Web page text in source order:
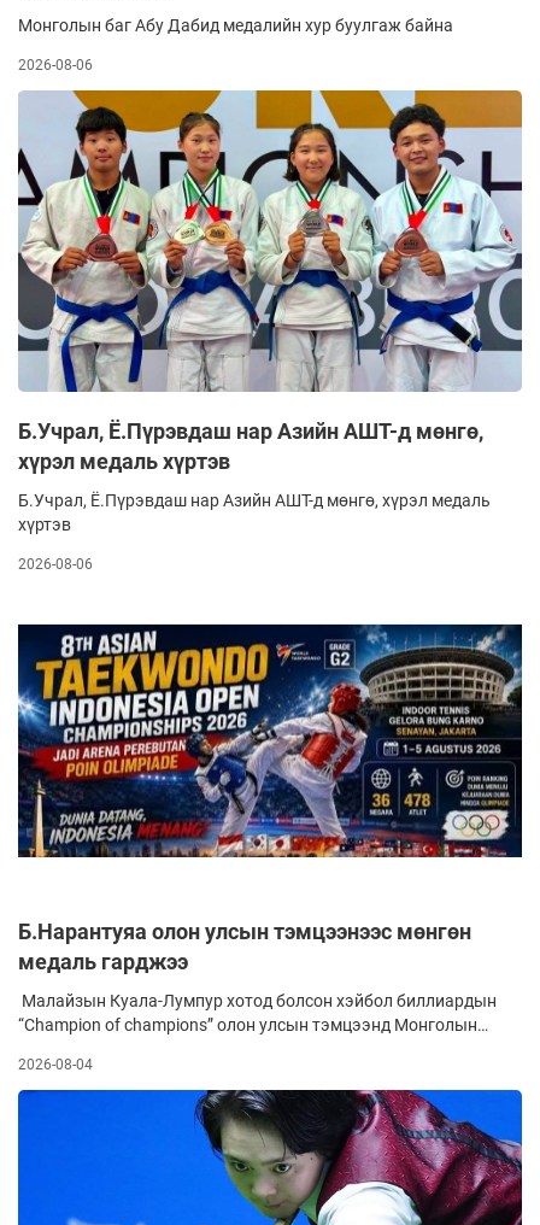
Монголын баг Абу Дабид медалийн хур буулгаж байна
2026-08-06
Б.Учрал, Ё.Пүрэвдаш нар Азийн АШТ-д мөнгө,
хүрэл медаль хүртэв
Б.Учрал, Ё.Пүрэвдаш нар Азийн АШТ-д мөнгө, хүрэл медаль
хүртэв
2026-08-06
Б.Нарантуяа олон улсын тэмцээнээс мөнгөн
медаль гарджээ
Малайзын Куала-Лумпур хотод болсон хэйбол биллиардын
“Champion of champions” олон улсын тэмцээнд Монголын
турш өрсөлдөв. Эмэгтэйчүүдийн ангилалд дэлхийн
чансааны VII байрт эрэмбэлэгдэж буй Азийн хошой аварга,
дэлхийн хүрэл медальт, ОУХМ Б.Нарантуяа шигшээ 32-т
Никарагуа улсын тоглогч Карен Гарсиаг, шөвгийн 16-д
БНАСАУ-ын Сое Ханыг 6:1-ээр хожиж, тэмцээнээ
2026-08-04